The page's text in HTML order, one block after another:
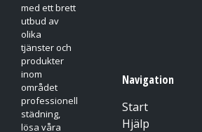
med ett brett
utbud av
olika
tjänster och
produkter
inom
området
professionell
städning,
lösa våra
Navigation
Start
Hjälp